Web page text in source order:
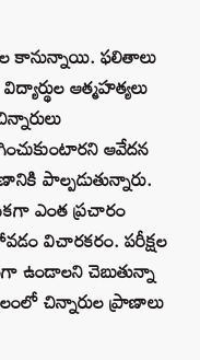
కానున్నాయి. ఫలితాలు
ఆత్మహత్యలు
ఆవేదన
పాల్పడుతున్నారు.
ఎంత ప్రచారం
విచారకరం. పరీక్షల
ఉండాలని చెబుతున్నా
చిన్నారుల ప్రాణాలు